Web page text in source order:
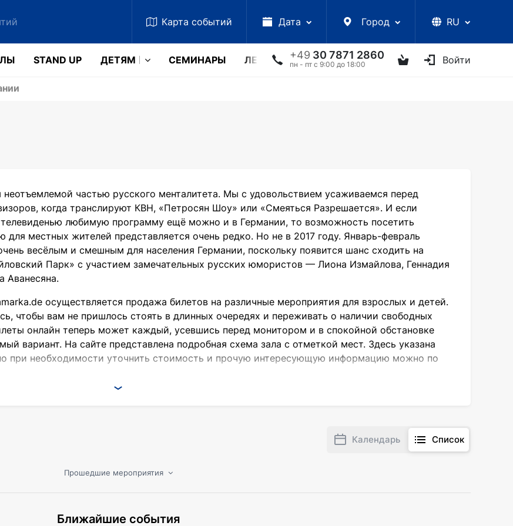
Карта событий Дата Город RU
+49 30 7871 2860
пн - пт с 9:00 до 18:00 Войти
STAND UP ДЕТЯМ CЕМИНАРЫ ЛЕКЦИИ УКРАИНСКИЕ АРТИСТЫ ДРУГОЕ
частью русского менталитета. Мы с удовольствием усаживаемся перед
когда транслируют КВН, «Петросян Шоу» или «Смеяться Разрешается». И если
любимую программу ещё можно и в Германии, то возможность посетить
для местных жителей представляется очень редко. Но не в 2017 году. Январь-февраль
весёлым и смешным для населения Германии, поскольку появится шанс сходить на
Парк» с участием замечательных русских юмористов — Лиона Измайлова, Геннадия
Аванесяна.
осуществляется продажа билетов на различные мероприятия для взрослых и детей.
чтобы вам не пришлось стоять в длинных очередях и переживать о наличии свободных
онлайн теперь может каждый, усевшись перед монитором и в спокойной обстановке
вариант. На сайте представлена подробная схема зала с отметкой мест. Здесь указана
при необходимости уточнить стоимость и прочую интересующую информацию можно по
ситуациях в комическом жанре. Ведущий концерта — Лион Измайлов, являющийся
Календарь Список
Прошедшие мероприятия
Ближайшие события